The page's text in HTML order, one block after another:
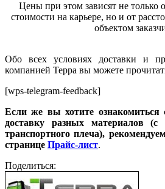
Цены при этом зависят не только
стоимости на карьере, но и от
объектом
Обо всех условиях доставки и
компанией Терра вы можете
[wps-telegram-feedback]
Если же вы хотите
доставку разных материалов (с
транспортного плеча),
странице Прайс-лист.
Поделиться: